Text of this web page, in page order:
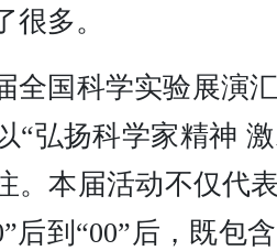
很多。
全国科学实验展演
“弘扬科学家精神
。本届活动不仅代
后到“00”后，既包